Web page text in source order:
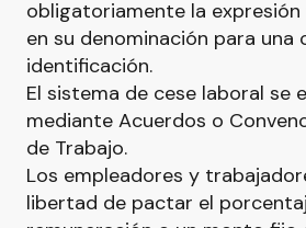
obligatoriamente la expresión
en su denominación para una
identificación.
El sistema de cese laboral se
mediante Acuerdos o
de Trabajo.
Los empleadores y
libertad de pactar el